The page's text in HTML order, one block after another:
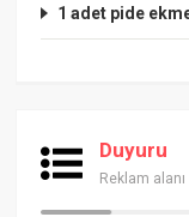
1 adet pide
Duyuru
Reklam alanı